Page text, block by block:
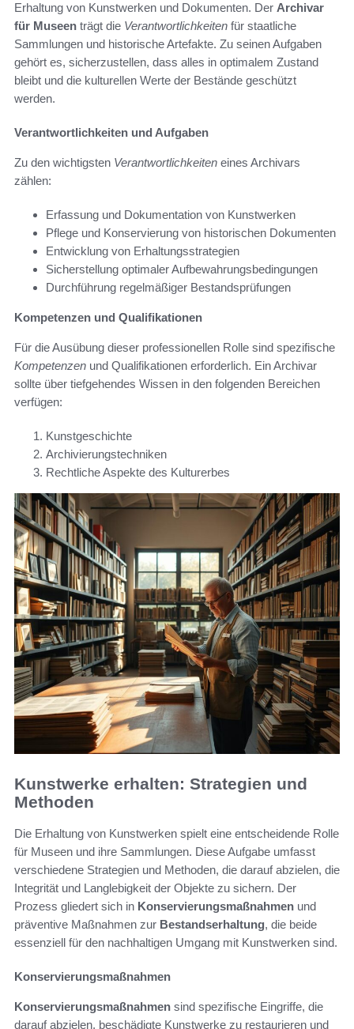
Erhaltung von Kunstwerken und Dokumenten. Der Archivar
für Museen trägt die Verantwortlichkeiten für staatliche
Sammlungen und historische Artefakte. Zu seinen Aufgaben
gehört es, sicherzustellen, dass alles in optimalem Zustand
bleibt und die kulturellen Werte der Bestände geschützt
werden.
Verantwortlichkeiten und Aufgaben
Zu den wichtigsten Verantwortlichkeiten eines Archivars
zählen:
Erfassung und Dokumentation von Kunstwerken
Pflege und Konservierung von historischen Dokumenten
Entwicklung von Erhaltungsstrategien
Sicherstellung optimaler Aufbewahrungsbedingungen
Durchführung regelmäßiger Bestandsprüfungen
Kompetenzen und Qualifikationen
Für die Ausübung dieser professionellen Rolle sind spezifische
Kompetenzen und Qualifikationen erforderlich. Ein Archivar
sollte über tiefgehendes Wissen in den folgenden Bereichen
verfügen:
Kunstgeschichte
Archivierungstechniken
Rechtliche Aspekte des Kulturerbes
Kunstwerke erhalten: Strategien und
Methoden
Die Erhaltung von Kunstwerken spielt eine entscheidende Rolle
für Museen und ihre Sammlungen. Diese Aufgabe umfasst
verschiedene Strategien und Methoden, die darauf abzielen, die
Integrität und Langlebigkeit der Objekte zu sichern. Der
Prozess gliedert sich in Konservierungsmaßnahmen und
präventive Maßnahmen zur Bestandserhaltung, die beide
essenziell für den nachhaltigen Umgang mit Kunstwerken sind.
Konservierungsmaßnahmen
Konservierungsmaßnahmen sind spezifische Eingriffe, die
darauf abzielen, beschädigte Kunstwerke zu restaurieren und